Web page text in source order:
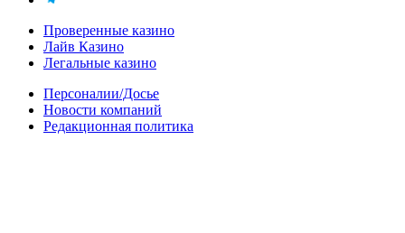
Проверенные казино
Лайв Казино
Легальные казино
Персоналии/Досье
Новости компаний
Редакционная политика